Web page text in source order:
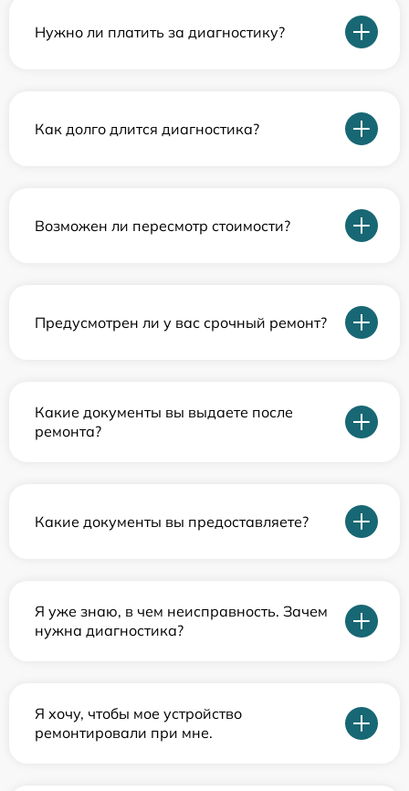
Нужно ли платить за диагностику?
Как долго длится диагностика?
Возможен ли пересмотр стоимости?
Предусмотрен ли у вас срочный ремонт?
Какие документы вы выдаете после
ремонта?
Какие документы вы предоставляете?
Я уже знаю, в чем неисправность. Зачем
нужна диагностика?
Я хочу, чтобы мое устройство
ремонтировали при мне.